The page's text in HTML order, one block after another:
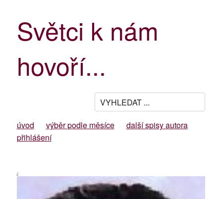
Světci k nám
hovoří...
úvod výběr podle měsíce
další spisy autora
přihlášení
-